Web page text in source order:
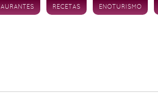
RECETAS ENOTURISMO